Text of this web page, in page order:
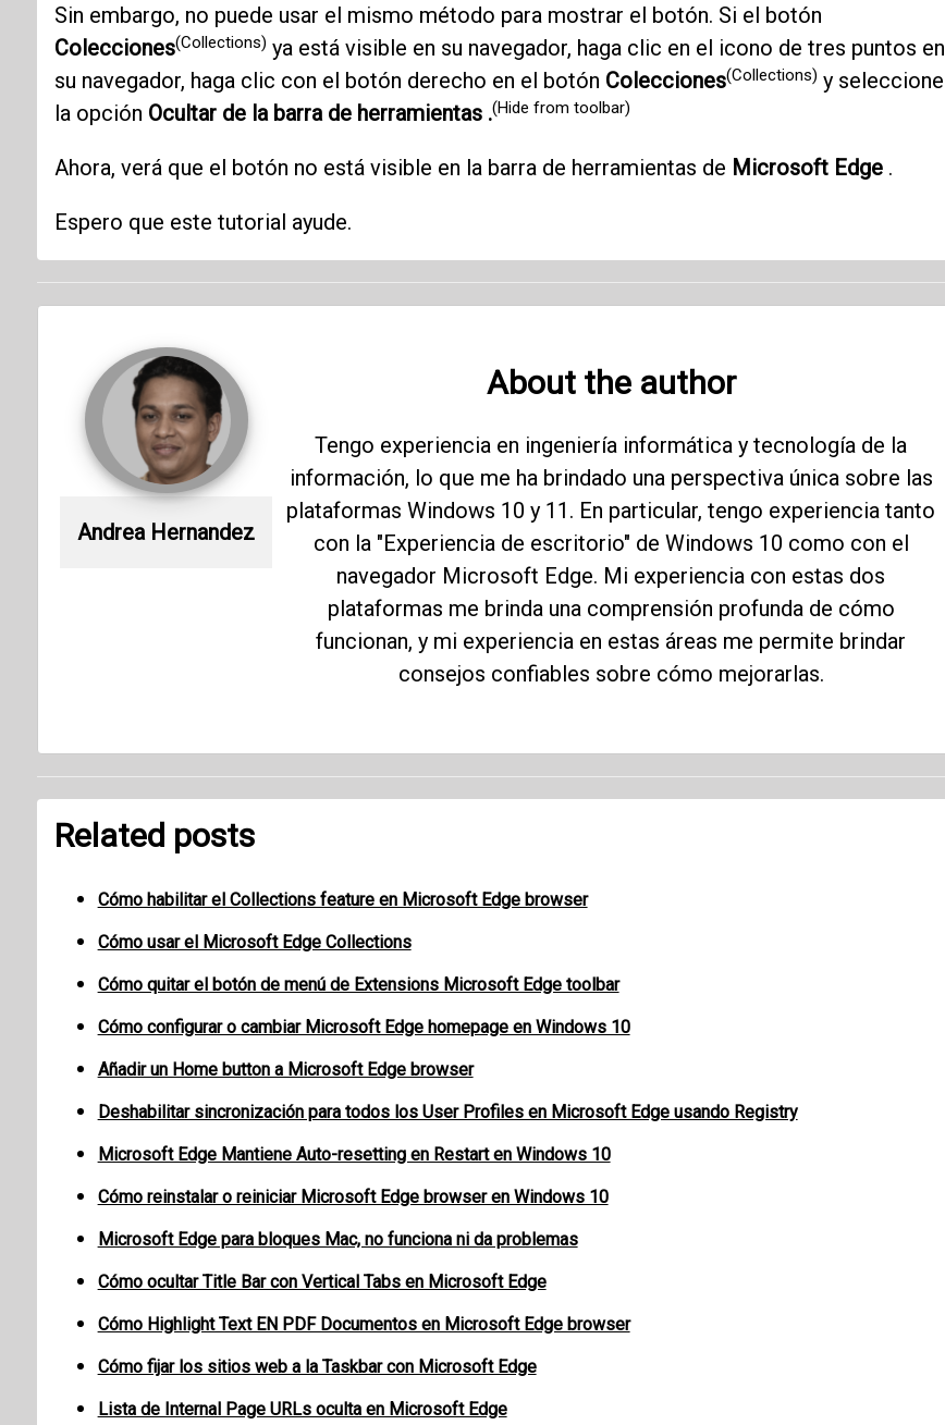
Sin embargo, no puede usar el mismo método para mostrar el botón. Si el botón
Colecciones(Collections) ya está visible en su navegador, haga clic en el icono de tres puntos en
su navegador, haga clic con el botón derecho en el botón Colecciones(Collections) y seleccione
la opción Ocultar de la barra de herramientas .(Hide from toolbar)
Ahora, verá que el botón no está visible en la barra de herramientas de Microsoft Edge.
Espero que este tutorial ayude.
Andrea Hernandez
About the author
Tengo experiencia en ingeniería informática y tecnología de la
información, lo que me ha brindado una perspectiva única sobre las
plataformas Windows 10 y 11. En particular, tengo experiencia tanto
con la "Experiencia de escritorio" de Windows 10 como con el
navegador Microsoft Edge. Mi experiencia con estas dos
plataformas me brinda una comprensión profunda de cómo
funcionan, y mi experiencia en estas áreas me permite brindar
consejos confiables sobre cómo mejorarlas.
Related posts
Cómo habilitar el Collections feature en Microsoft Edge browser
Cómo usar el Microsoft Edge Collections
Cómo quitar el botón de menú de Extensions Microsoft Edge toolbar
Cómo configurar o cambiar Microsoft Edge homepage en Windows 10
Añadir un Home button a Microsoft Edge browser
Deshabilitar sincronización para todos los User Profiles en Microsoft Edge usando Registry
Microsoft Edge Mantiene Auto-resetting en Restart en Windows 10
Cómo reinstalar o reiniciar Microsoft Edge browser en Windows 10
Microsoft Edge para bloques Mac, no funciona ni da problemas
Cómo ocultar Title Bar con Vertical Tabs en Microsoft Edge
Cómo Highlight Text EN PDF Documentos en Microsoft Edge browser
Cómo fijar los sitios web a la Taskbar con Microsoft Edge
Lista de Internal Page URLs oculta en Microsoft Edge